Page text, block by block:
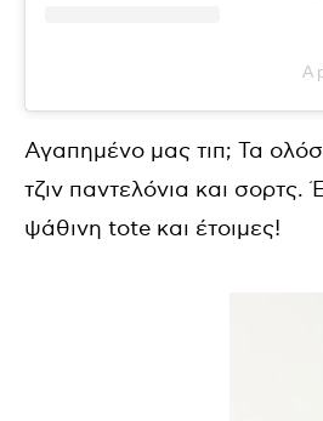
A
Αγαπημένο μας τιπ; Τα
τζιν παντελόνια και
ψάθινη tote και έτοιμες!